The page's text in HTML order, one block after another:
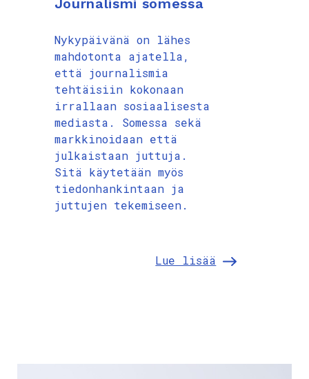
Nykypäivänä on lähes
mahdotonta ajatella,
että journalismia
tehtäisiin kokonaan
irrallaan sosiaalisesta
mediasta. Somessa sekä
markkinoidaan että
julkaistaan juttuja.
Sitä käytetään myös
tiedonhankintaan ja
juttujen tekemiseen.